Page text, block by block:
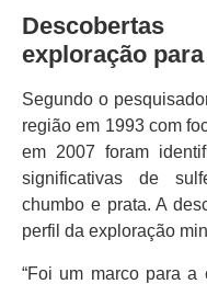
exploração
Segundo o
região em 1993 com
em 2007 foram
significativas de
chumbo e prata. A
perfil da exploração
“Foi um marco para a